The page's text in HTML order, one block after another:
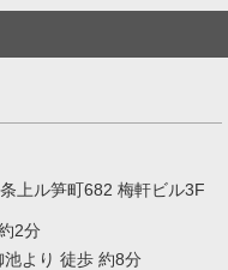
上ル笋町682 梅軒ビル3F
2分
より 徒歩 約8分